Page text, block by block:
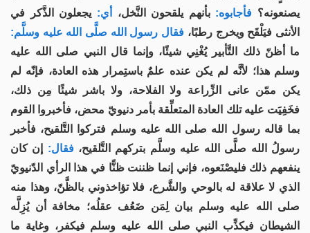
يصنعونه؟ فأجابوه: بأنهم يلقحون النَّخل، أي: يجعلون الذَّكر في
الأنثى فيَلْقَح ويخرج رطبًا، فقال رسول الله صلَّى الله عليه وسلَّم:
ما أظنّ ذلك التَّأبير يُغْنِي شيئًا، وإنما قال النبي صلى الله عليه
وسلم هذا؛ لأنَّه لم يكن عنده علمٌ باستِمرار هذه العادة، فإنّه لم
يكن ممّن عانى الزِّراعة ولا الفلاحة، ولا باشر شيئًا مِن ذلك،
فخَفِيَت عليه تلك العادة المتعلِّقة بأمر دنيويّ محض، فأخبروا القوم
بما قاله رسول الله صلى الله عليه وسلم فتركوا التَّلقيح، فأخبر
رسولُ الله صلَّى الله عليه وسلَّم بتركهم التَّلقيح، فقال: إن كان
ينفعهم ذلك فليصْنَعوه، فإني إنما ظننت ظنًّا في هذا الرأي الدّنيويّ
الذي لا علاقة له بالوحي والشَّرع، فلا تؤاخذوني بالظَّنّ، وهذا منه
صلى الله عليه وسلم بيان لِمَن ضَعُف عقلُه؛ مخافة أن يُزِلَّه
الشيطان فيكذِّب النبي صلى الله عليه وسلم فيكفر، وغاية ما